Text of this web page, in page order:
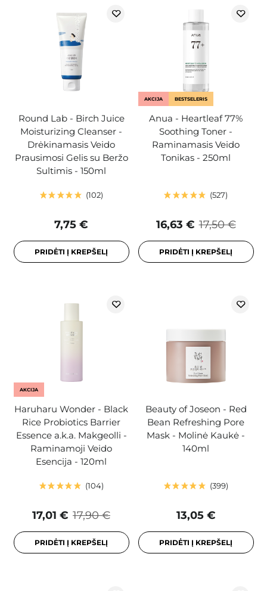
Round Lab - Birch Juice
Moisturizing Cleanser -
Drėkinamasis Veido
Prausimosi Gelis su Beržo
Sultimis - 150ml
102
7,75 €
PRIDĖTI Į KREPŠELĮ
AKCIJA BESTSELERIS
Anua - Heartleaf 77%
Soothing Toner -
Raminamasis Veido
Tonikas - 250ml
527
17,50 €
16,63 €
PRIDĖTI Į KREPŠELĮ
AKCIJA
Haruharu Wonder - Black
Rice Probiotics Barrier
Essence a.k.a. Makgeolli -
Raminamoji Veido
Esencija - 120ml
104
17,90 €
17,01 €
PRIDĖTI Į KREPŠELĮ
Beauty of Joseon - Red
Bean Refreshing Pore
Mask - Molinė Kaukė -
140ml
399
13,05 €
PRIDĖTI Į KREPŠELĮ